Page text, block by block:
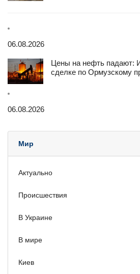
06.08.2026
Цены на нефть падают:
сделке по Ормузскому
06.08.2026
Мир
Актуально
Происшествия
В Украине
В мире
Киев